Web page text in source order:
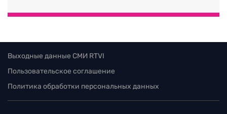
Выходные данные СМИ RTVI
Пользовательское соглашение
Политика обработки персональных данных